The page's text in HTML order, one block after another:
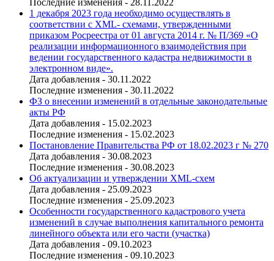
1 декабря 2023 года необходимо осуществлять в
соответствии с XML- схемами, утвержденными
приказом Росреестра от 01 августа 2014 г. № П/369 «О
реализации информационного взаимодействия при
ведении государственного кадастра недвижимости в
электронном виде».
Дата добавления - 30.11.2022
Последние изменения - 30.11.2022
ФЗ о внесении изменений в отдельные законодательные
акты РФ
Дата добавления - 15.02.2023
Последние изменения - 15.02.2023
Постановление Правительства РФ от 18.02.2023 г № 270
Дата добавления - 30.08.2023
Последние изменения - 30.08.2023
Об актуализации и утверждении XML-схем
Дата добавления - 25.09.2023
Последние изменения - 25.09.2023
Особенности государственного кадастрового учета
изменений в случае выполнения капитального ремонта
линейного объекта или его части (участка)
Дата добавления - 09.10.2023
Последние изменения - 09.10.2023